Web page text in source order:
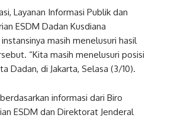
Layanan Informasi Publik dan
ESDM Dadan Kusdiana
masih menelusuri hasil
“Kita masih menelusuri posisi
Dadan, di Jakarta, Selasa (3/10).
informasi dari Biro
ESDM dan Direktorat Jenderal